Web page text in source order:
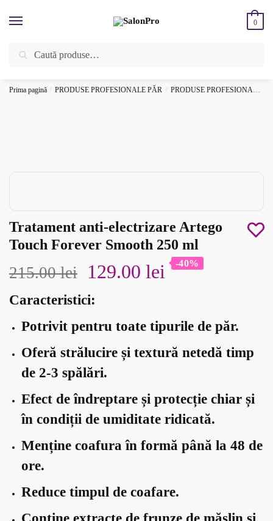
Caută
Caută
0
ÎNREGISTREAZĂ-TE SI BENEFICIEAZĂ DE CADOURI ȘI REDUCERI
Prima pagină / PRODUSE PROFESIONALE PĂR / PRODUSE PROFESIONALE DE STYLING PENTRU PĂR
Tratament anti-electrizare Artego
Touch Forever Smooth 250 ml
215.00lei
Prețul
inițial
a
fost:
215.00 lei.
129.00 lei Prețul
este:
129.00 lei.
-40%
Caracteristici:
Potrivit pentru toate tipurile de păr.
Oferă strălucire și textură netedă timp
de 2-3 spălări.
Efect de îndreptare și protecție chiar și
în condiții de umiditate ridicată.
Menține coafura în formă până la 48 de
ore.
Reduce timpul de coafare.